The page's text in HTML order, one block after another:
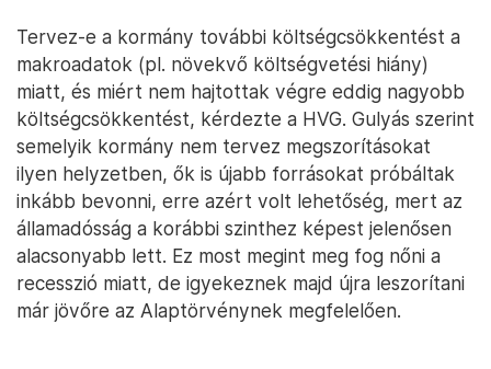
Tervez-e a kormány további költségcsökkentést a
makroadatok (pl. növekvő költségvetési hiány)
miatt, és miért nem hajtottak végre eddig nagyobb
költségcsökkentést, kérdezte a HVG. Gulyás szerint
semelyik kormány nem tervez megszorításokat
ilyen helyzetben, ők is újabb forrásokat próbáltak
inkább bevonni, erre azért volt lehetőség, mert az
államadósság a korábbi szinthez képest jelenősen
alacsonyabb lett. Ez most megint meg fog nőni a
recesszió miatt, de igyekeznek majd újra leszorítani
már jövőre az Alaptörvénynek megfelelően.